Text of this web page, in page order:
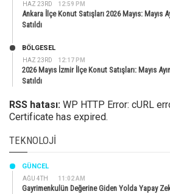
HAZ 23RD 12:59 PM
Ankara İlçe Konut Satışları 2026 Mayıs: Mayıs
Satıldı
HAZ 23RD 12:17 PM
BÖLGESEL
2026 Mayıs İzmir İlçe Konut Satışları: Mayıs
Satıldı
RSS hatası: WP HTTP Error: cURL
Certificate has expired.
TEKNOLOJI
AĞU 4TH 11:02 AM
GÜNCEL
Gayrimenkulün Değerine Giden Yolda Yapay